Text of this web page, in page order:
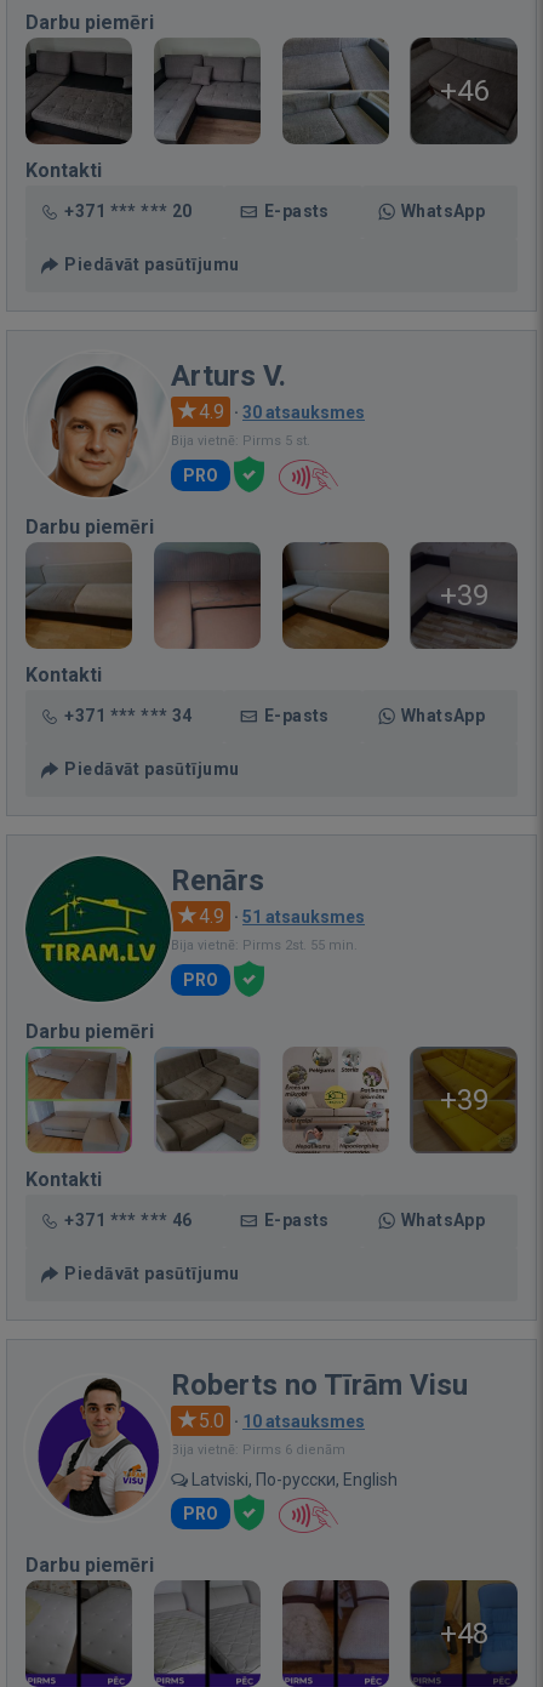
Darbu piemēri
+46
Kontakti
+371 *** *** 20 E-pasts WhatsApp
Piedāvāt pasūtījumu
Arturs V.
4.9 · 30 atsauksmes
Bija vietnē: Pirms 5 st.
PRO
Darbu piemēri
+39
Kontakti
+371 *** *** 34 E-pasts WhatsApp
Piedāvāt pasūtījumu
Renārs
4.9 · 51 atsauksmes
Bija vietnē: Pirms 2st. 55 min.
PRO
Darbu piemēri
+39
Kontakti
+371 *** *** 46 E-pasts WhatsApp
Piedāvāt pasūtījumu
Roberts no Tīrām Visu
5.0 · 10 atsauksmes
Bija vietnē: Pirms 6 dienām
Latviski, По-русски, English
PRO
Darbu piemēri
+48